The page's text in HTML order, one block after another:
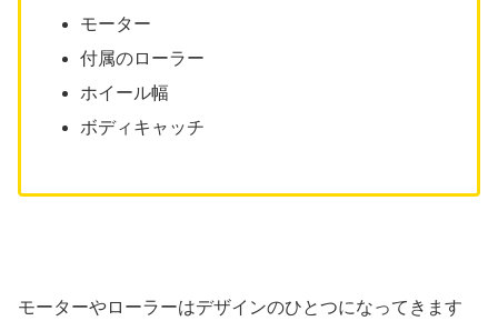
モーター
付属のローラー
ホイール幅
ボディキャッチ
モーターやローラーはデザインのひとつになってきます